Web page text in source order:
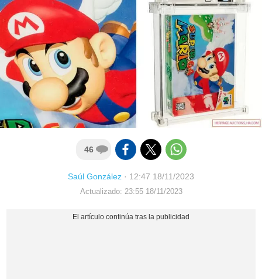
46
Saúl González · 12:47 18/11/2023
Actualizado: 23:55 18/11/2023